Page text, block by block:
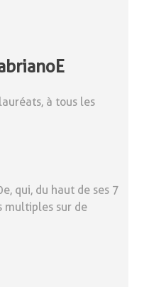
à tous les
qui, du haut de ses 7
multiples sur de